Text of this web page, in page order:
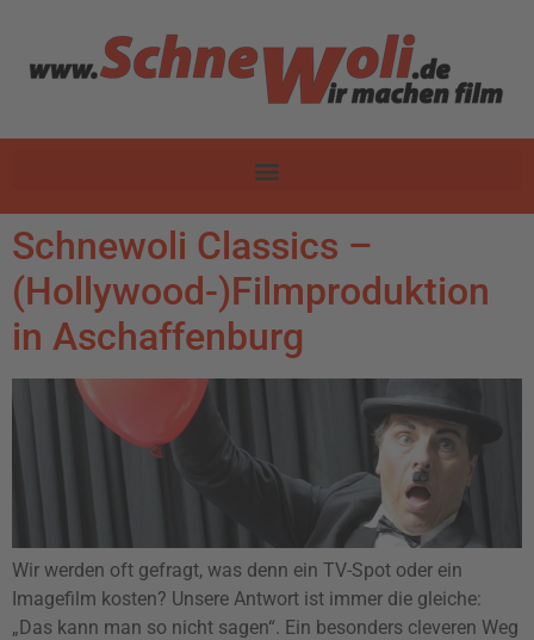
Schnewoli Classics –
(Hollywood-)Filmproduktion
in Aschaffenburg
Wir werden oft gefragt, was denn ein TV-Spot oder ein
Imagefilm kosten? Unsere Antwort ist immer die gleiche:
„Das kann man so nicht sagen“. Ein besonders cleveren Weg